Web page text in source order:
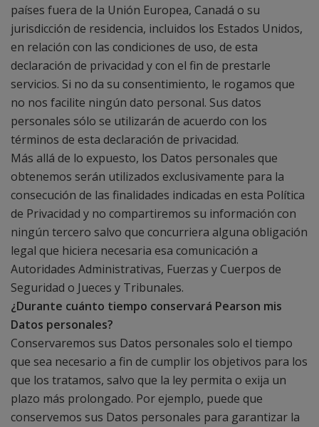
países fuera de la Unión Europea, Canadá o su
jurisdicción de residencia, incluidos los Estados Unidos,
en relación con las condiciones de uso, de esta
declaración de privacidad y con el fin de prestarle
servicios. Si no da su consentimiento, le rogamos que
no nos facilite ningún dato personal. Sus datos
personales sólo se utilizarán de acuerdo con los
términos de esta declaración de privacidad.
Más allá de lo expuesto, los Datos personales que
obtenemos serán utilizados exclusivamente para la
consecución de las finalidades indicadas en esta Política
de Privacidad y no compartiremos su información con
ningún tercero salvo que concurriera alguna obligación
legal que hiciera necesaria esa comunicación a
Autoridades Administrativas, Fuerzas y Cuerpos de
Seguridad o Jueces y Tribunales.
¿Durante cuánto tiempo conservará Pearson mis
Datos personales?
Conservaremos sus Datos personales solo el tiempo
que sea necesario a fin de cumplir los objetivos para los
que los tratamos, salvo que la ley permita o exija un
plazo más prolongado. Por ejemplo, puede que
conservemos sus Datos personales para garantizar la